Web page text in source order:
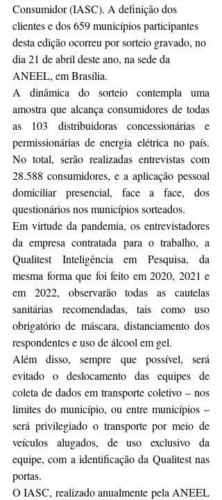
Consumidor (IASC). A definição dos
clientes e dos 659 municípios participantes
desta edição ocorreu por sorteio gravado, no
dia 21 de abril deste ano, na sede da
ANEEL, em Brasília.
A dinâmica do sorteio contempla uma
amostra que alcança consumidores de todas
as 103 distribuidoras concessionárias e
permissionárias de energia elétrica no país.
No total, serão realizadas entrevistas com
28.588 consumidores, e a aplicação pessoal
domiciliar presencial, face a face, dos
questionários nos municípios sorteados.
Em virtude da pandemia, os entrevistadores
da empresa contratada para o trabalho, a
Qualitest Inteligência em Pesquisa, da
mesma forma que foi feito em 2020, 2021 e
em 2022, observarão todas as cautelas
sanitárias recomendadas, tais como uso
obrigatório de máscara, distanciamento dos
respondentes e uso de álcool em gel.
Além disso, sempre que possível, será
evitado o deslocamento das equipes de
coleta de dados em transporte coletivo – nos
limites do município, ou entre municípios –
será privilegiado o transporte por meio de
veículos alugados, de uso exclusivo da
equipe, com a identificação da Qualitest nas
portas.
O IASC, realizado anualmente pela ANEEL